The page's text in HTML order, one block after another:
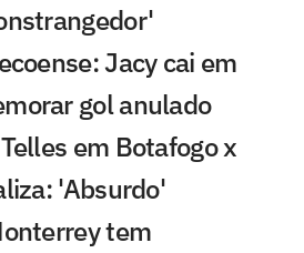
Jacy cai em
gol anulado
em Botafogo x
'Absurdo'
tem